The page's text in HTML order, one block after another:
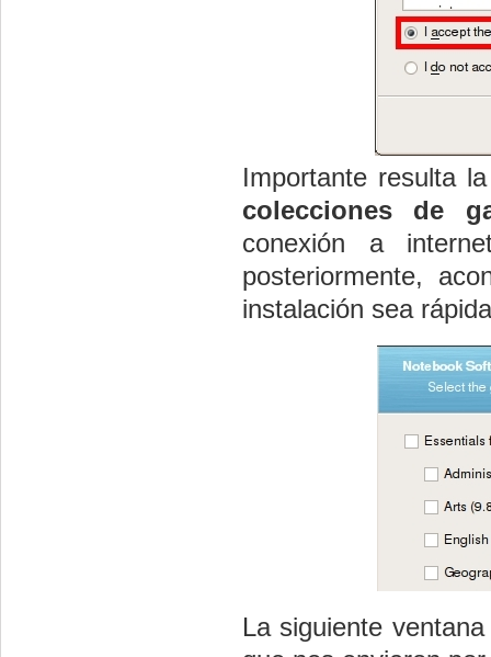
Importante resulta
colecciones de
conexión a
posteriormente,
instalación sea
La siguiente